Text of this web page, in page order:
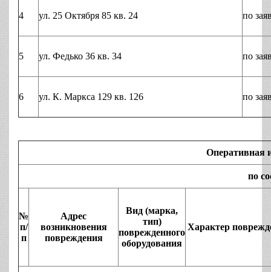
4 ул. 25 Октября 85 кв. 24 по
5 ул. Федько 36 кв. 34 по
6 ул. К. Маркса 129 кв. 126 по
по
№
п/
п
Адрес
возникновения
повреждения
Вид (марка,
тип)
поврежденного
оборудования
Характер